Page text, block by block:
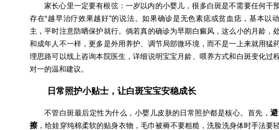
家长心里一定要有根弦：一岁以内的小婴儿，很多白斑是不需要任何干
存在“越早治疗效果越好”的说法。如果确诊是无色素痣或贫血痣，基本以
主，平时注意防晒保护就行。倘若真的确诊为早期白癜风，这么小的月龄，
和成年人不一样，更多是外用养护、调节局部微环境，而不是一上来就用猛
理思路可以线上咨询本院医生，详细说明宝宝月龄、喂养方式和白斑变化过
对一的温和建议。
日常照护小贴士，让白斑宝宝安稳成长
不管白斑最后定性为什么，小婴儿皮肤的日常照护都是核心。首先，
擦，给娃穿纯棉柔软的贴身衣物，毛巾被褥不要粗糙，洗脸洗身体时手法要